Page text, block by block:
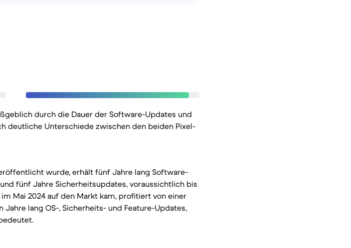
durch die Dauer der Software-Updates und
deutliche Unterschiede zwischen den beiden Pixel-
wurde, erhält fünf Jahre lang Software-
fünf Jahre Sicherheitsupdates, voraussichtlich bis
Mai 2024 auf den Markt kam, profitiert von einer
lang OS-, Sicherheits- und Feature-Updates,